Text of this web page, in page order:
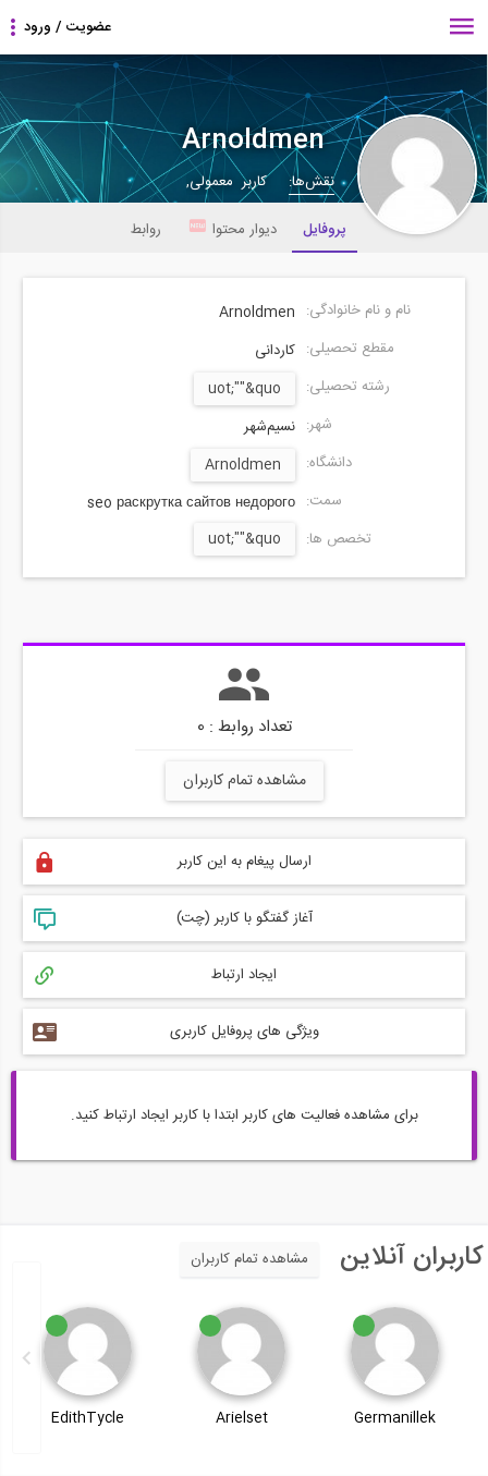
Arnoldmen
نقش‌ها:
کاربر معمولی,
پروفایل
دیوار محتوا روابط
نام و نام خانوادگی: Arnoldmen
مقطع تحصیلی: کاردانی
رشته تحصیلی:
uot;""&quo
شهر: نسیم‌شهر
دانشگاه:
Arnoldmen
سمت: seo раскрутка сайтов недорого
تخصص ها:
uot;""&quo
تعداد روابط : 0
مشاهده تمام کاربران
ارسال پیغام به این کاربر
آغاز گفتگو با کاربر (چت)
ایجاد ارتباط
ویژگی های پروفایل کاربری
برای مشاهده فعالیت های کاربر ابتدا با کاربر ایجاد ارتباط کنید.
کاربران آنلاین مشاهده تمام کاربران
Germanillek
Arielset
EdithTycle